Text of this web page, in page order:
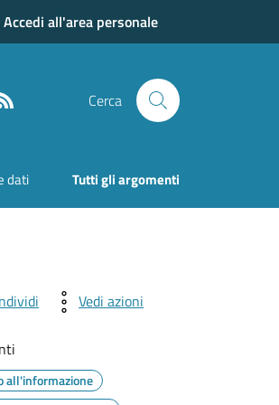
Accedi all'area personale
Cerca
dati Tutti gli argomenti
Vedi azioni
all'informazione